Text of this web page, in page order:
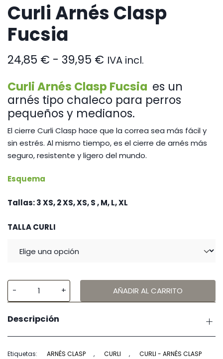
Curli Arnés Clasp
Fucsia
24,85 € - 39,95 € Rango
precios:
desde
24,85 €
hasta
39,95 €
IVA incl.
Curli Arnés Clasp Fucsia es un
arnés tipo chaleco para perros
pequeños y medianos.
El cierre Curli Clasp hace que la correa sea más fácil y
sin estrés. Al mismo tiempo, es el cierre de arnés más
seguro, resistente y ligero del mundo.
Esquema
Tallas: 3 XS, 2 XS, XS, S , M, L, XL
TALLA CURLI
Clasp
Fucsia
AÑADIR AL CARRITO
Descripción
Etiquetas: ARNÉS CLASP , CURLI ,
CURLI - ARNÉS CLASP